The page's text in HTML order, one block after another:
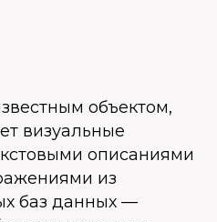
объектом,
визуальные
описаниями
из
баз данных —